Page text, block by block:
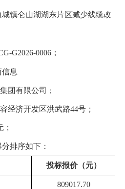
镇仑山湖湖东片区减少线缆改
G2026-0006 ；
信息
团有限公司 ；
经济开发区洪武路44号；
；
分排序如下 ：
投标报价（元）
809017.70